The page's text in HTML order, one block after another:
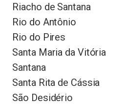
Riacho de Santana
Rio do Antônio
Rio do Pires
Santa Maria da Vitória
Santana
Santa Rita de Cássia
São Desidério